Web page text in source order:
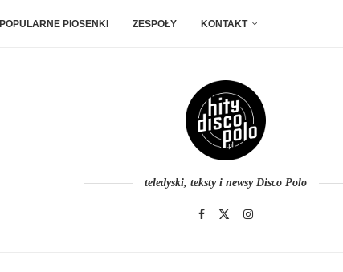
POPULARNE PIOSENKI ZESPOŁY KONTAKT
teledyski, teksty i newsy Disco Polo